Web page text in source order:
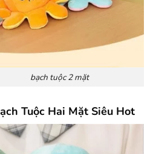
2 mặt
Tuộc Hai Mặt Siêu Hot